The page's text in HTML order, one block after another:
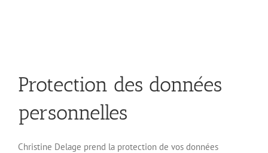
Protection des données
personnelles
Christine Delage prend la protection de vos données